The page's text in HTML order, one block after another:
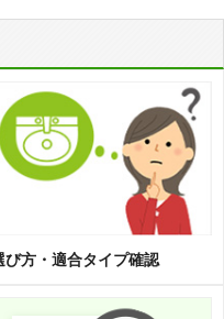
び方・適合タイプ確認